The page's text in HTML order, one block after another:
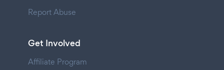
Report Abuse
Get Involved
Affiliate Program